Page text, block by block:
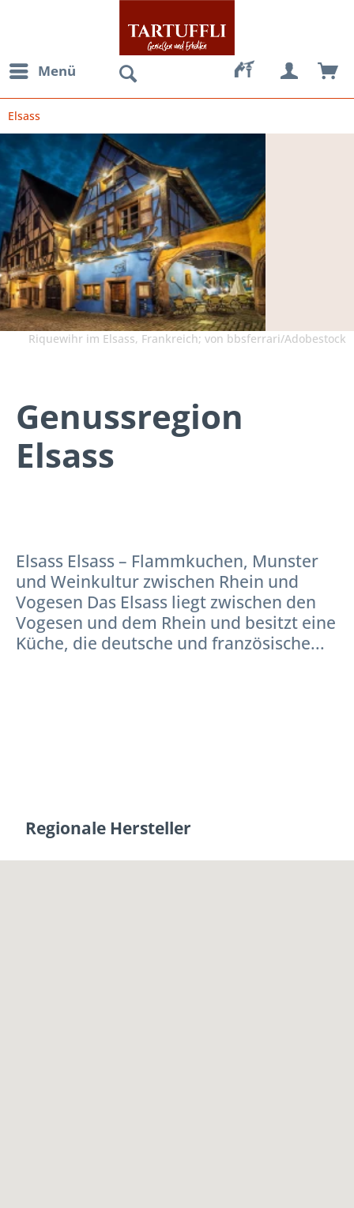
Menü
Elsass
Riquewihr im Elsass, Frankreich; von bbsferrari/Adobestock
Genussregion
Elsass
Elsass Elsass – Flammkuchen, Munster
und Weinkultur zwischen Rhein und
Vogesen Das Elsass liegt zwischen den
Vogesen und dem Rhein und besitzt eine
Küche, die deutsche und französische...
Regionale Hersteller